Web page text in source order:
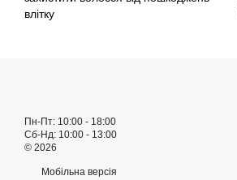
влітку
Пн-Пт: 10:00 - 18:00
Сб-Нд: 10:00 - 13:00
© 2026
Мобільна версія